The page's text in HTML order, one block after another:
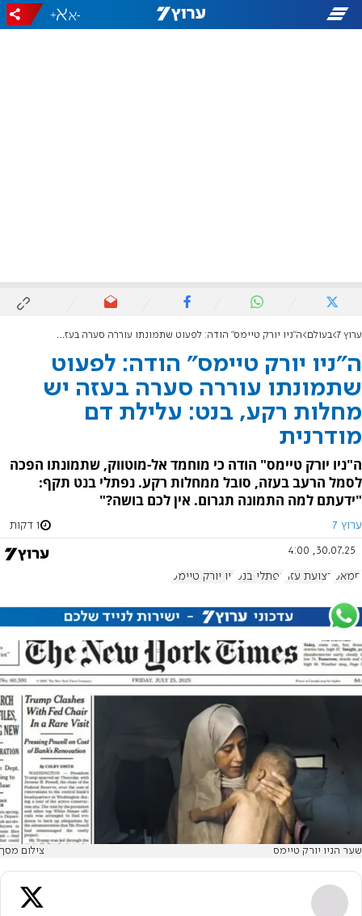
-
+
ערוץ 7 בעולם ה"ניו יורק טיימס" הודה: לפעוט שתמונתו עוררה סערה בעזה יש מחלות רקע, בנט: עלילת דם מודרנית
ה"ניו יורק טיימס" הודה: לפעוט
שתמונתו עוררה סערה בעזה יש
מחלות רקע, בנט: עלילת דם
מודרנית
ה"ניו יורק טיימס" הודה כי מוחמד אל-מוטווק, שתמונתו הפכה
לסמל הרעב בעזה, סובל ממחלות רקע. נפתלי בנט תקף:
"ידעתם למה התמונה תגרום. אין לכם בושה?"
ערוץ 7 1 דקות
30.07.25, 4:00
חמאס רצועת עזה נפתלי בנט ניו יורק טיימס
שער הניו יורק טיימס צילום מסך